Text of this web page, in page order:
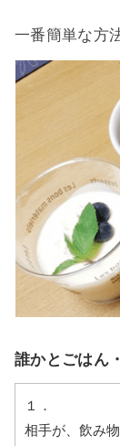
一番簡単な方
誰かとごはん
１．
相手が、飲み